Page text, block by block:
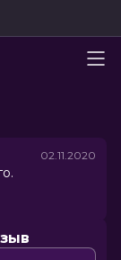
02.11.2020